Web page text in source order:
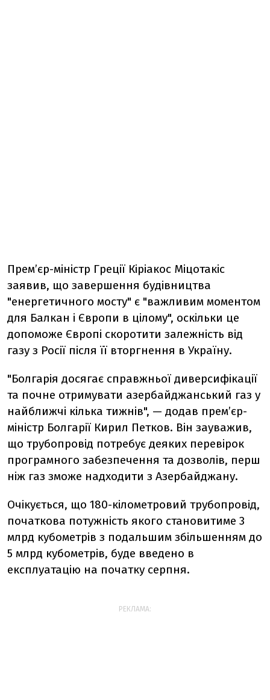
Прем’єр-міністр Греції Кіріакос Міцотакіс
заявив, що завершення будівництва
"енергетичного мосту" є "важливим моментом
для Балкан і Європи в цілому", оскільки це
допоможе Європі скоротити залежність від
газу з Росії після її вторгнення в Україну.
"Болгарія досягає справжньої диверсифікації
та почне отримувати азербайджанський газ у
найближчі кілька тижнів", — додав прем’єр-
міністр Болгарії Кирил Петков. Він зауважив,
що трубопровід потребує деяких перевірок
програмного забезпечення та дозволів, перш
ніж газ зможе надходити з Азербайджану.
Очікується, що 180-кілометровий трубопровід,
початкова потужність якого становитиме 3
млрд кубометрів з подальшим збільшенням до
5 млрд кубометрів, буде введено в
експлуатацію на початку серпня.
РЕКЛАМА: